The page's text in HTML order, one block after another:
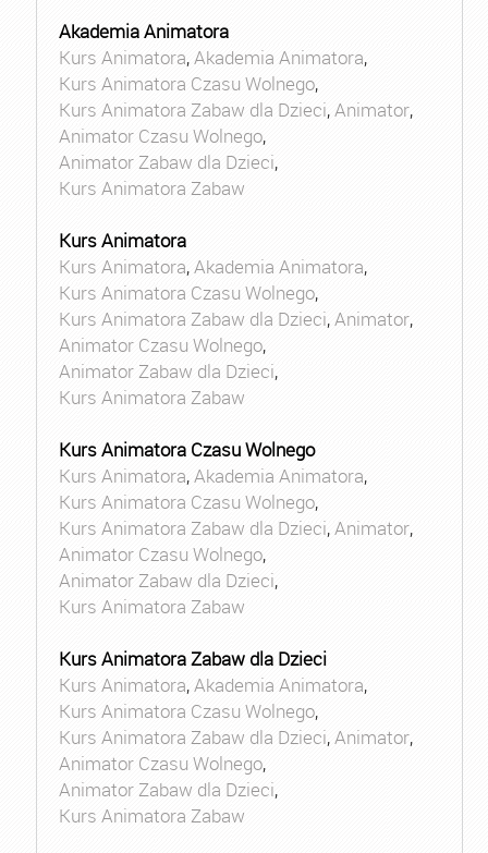
Akademia Animatora
Kurs Animatora,Akademia Animatora,
Kurs Animatora Czasu Wolnego,
Kurs Animatora Zabaw dla Dzieci,Animator,
Animator Czasu Wolnego,
Animator Zabaw dla Dzieci,
Kurs Animatora Zabaw
Kurs Animatora
Kurs Animatora,Akademia Animatora,
Kurs Animatora Czasu Wolnego,
Kurs Animatora Zabaw dla Dzieci,Animator,
Animator Czasu Wolnego,
Animator Zabaw dla Dzieci,
Kurs Animatora Zabaw
Kurs Animatora Czasu Wolnego
Kurs Animatora,Akademia Animatora,
Kurs Animatora Czasu Wolnego,
Kurs Animatora Zabaw dla Dzieci,Animator,
Animator Czasu Wolnego,
Animator Zabaw dla Dzieci,
Kurs Animatora Zabaw
Kurs Animatora Zabaw dla Dzieci
Kurs Animatora,Akademia Animatora,
Kurs Animatora Czasu Wolnego,
Kurs Animatora Zabaw dla Dzieci,Animator,
Animator Czasu Wolnego,
Animator Zabaw dla Dzieci,
Kurs Animatora Zabaw